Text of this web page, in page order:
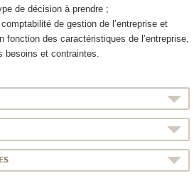
de décision à prendre ;
de gestion de l’entreprise et
fonction des caractéristiques de l’entreprise,
besoins et contraintes.